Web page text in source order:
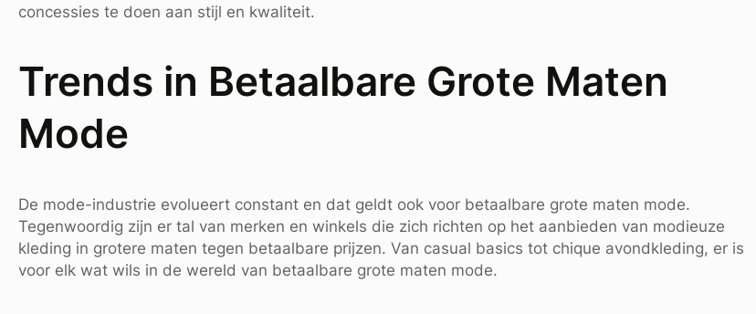
concessies te doen aan stijl en kwaliteit.
Trends in Betaalbare Grote Maten
Mode
De mode-industrie evolueert constant en dat geldt ook voor betaalbare grote maten mode.
Tegenwoordig zijn er tal van merken en winkels die zich richten op het aanbieden van modieuze
kleding in grotere maten tegen betaalbare prijzen. Van casual basics tot chique avondkleding, er is
voor elk wat wils in de wereld van betaalbare grote maten mode.